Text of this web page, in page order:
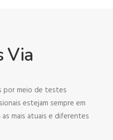
Via
por meio de testes
estejam sempre em
mais atuais e diferentes